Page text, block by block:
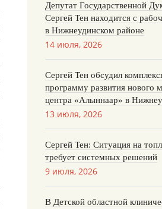
Депутат Государственной
Сергей Тен находится с
в Нижнеудинском районе
14 июля, 2026
Сергей Тен обсудил
программу развития нового
центра «Алыннаар» в
13 июля, 2026
Сергей Тен: Ситуация на
требует системных решений
9 июля, 2026
В Детской областной